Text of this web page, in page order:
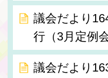
議会だより
行（3月定例会
議会だより